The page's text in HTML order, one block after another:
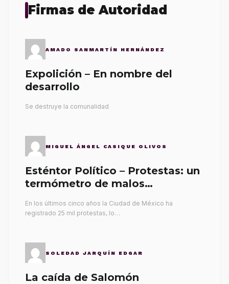
Firmas de Autoridad
AMADO SANMARTÍN HERNÁNDEZ
Expolición – En nombre del
desarrollo
Se destruye la comunalidad
MIGUEL ÁNGEL CASIQUE OLIVOS
Esténtor Político – Protestas: un
termómetro de malos
En los últimos cinco años la Ciudad de México ha
registrado 25 mil protestas, lo…
SOLEDAD JARQUÍN EDGAR
La caída de Salomón